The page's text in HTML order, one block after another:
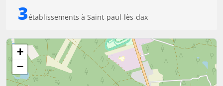
3établissements à Saint-paul-lès-dax
+
−